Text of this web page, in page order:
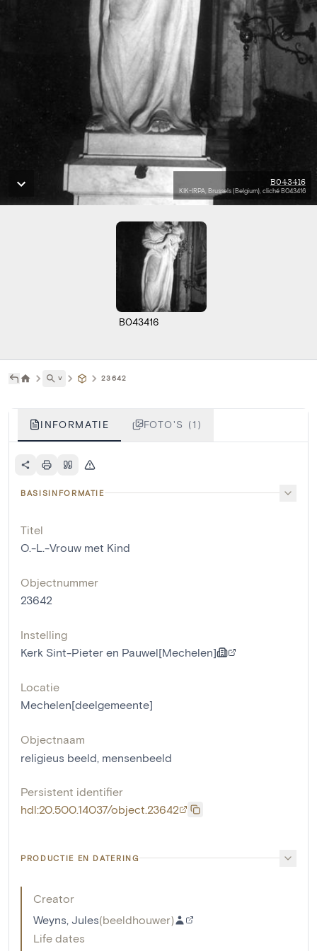
B043416
KIK-IRPA, Brussels (Belgium), cliché B043416
B043416
˅ 23642
INFORMATIE FOTO'S (1)
BASISINFORMATIE
Titel
O.-L.-Vrouw met Kind
Objectnummer
23642
Instelling
Kerk Sint-Pieter en Pauwel[Mechelen]
Locatie
Mechelen[deelgemeente]
Objectnaam
religieus beeld mensenbeeld
Persistent identifier
hdl:20.500.14037/object.23642
PRODUCTIE EN DATERING
Creator
Weyns, Jules(beeldhouwer)
Life dates